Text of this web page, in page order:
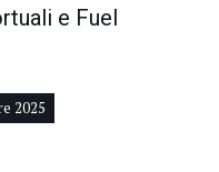
e Fuel
2025